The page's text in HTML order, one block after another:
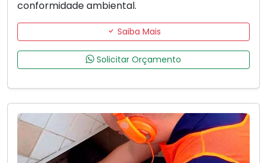
conformidade ambiental.
Saiba Mais
Solicitar Orçamento